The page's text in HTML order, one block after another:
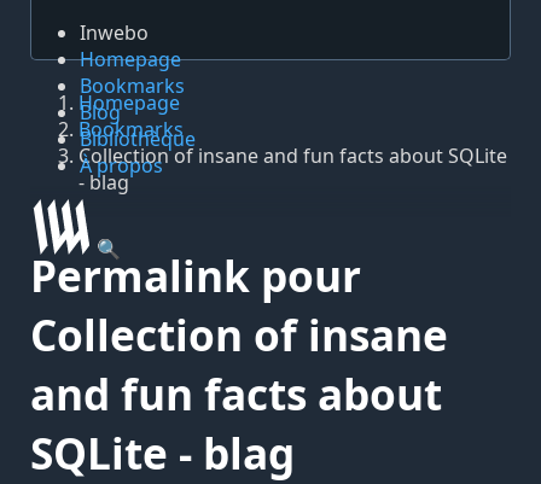
Inwebo
Homepage
Bookmarks
Blog
Bibliothèque
À propos
🔍
Homepage
Bookmarks
Collection of insane and fun facts about SQLite
- blag
Permalink pour
Collection of insane
and fun facts about
SQLite - blag